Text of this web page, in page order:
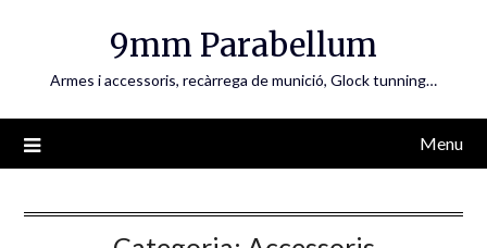
9mm Parabellum
Armes i accessoris, recàrrega de munició, Glock tunning…
Menu